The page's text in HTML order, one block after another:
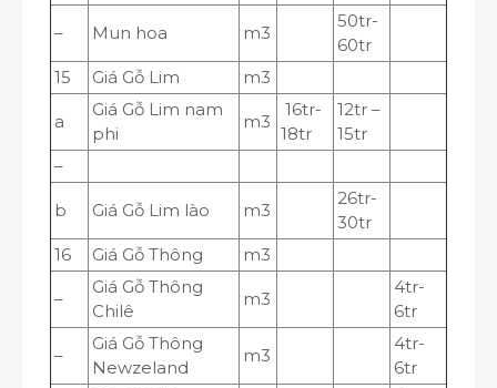
– Mun hoa m3
50tr-
60tr
15
Giá Gỗ Lim m3
a
Giá Gỗ Lim nam
phi
m3
16tr-
18tr
12tr –
15tr
–
b Giá Gỗ Lim lào m3
26tr-
30tr
16
Giá Gỗ Thông m3
–
Giá Gỗ Thông
Chilê
m3
4tr-
6tr
–
Giá Gỗ Thông
Newzeland
m3
4tr-
6tr